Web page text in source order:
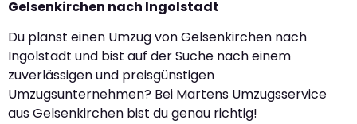
Gelsenkirchen nach Ingolstadt
Du planst einen Umzug von Gelsenkirchen nach
Ingolstadt und bist auf der Suche nach einem
zuverlässigen und preisgünstigen
Umzugsunternehmen? Bei Martens Umzugsservice
aus Gelsenkirchen bist du genau richtig!